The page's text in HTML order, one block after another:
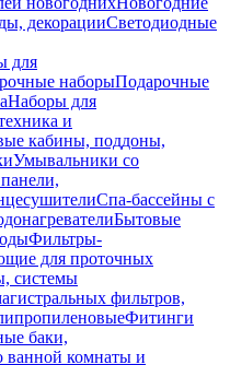
декорацииСветодиодные
для
наборыПодарочные
Наборы для
и
кабины, поддоны,
Умывальники со
Спа-бассейны с
Бытовые
Фильтры-
для проточных
системы
фильтров,
Фитинги
баки,
ванной комнаты и